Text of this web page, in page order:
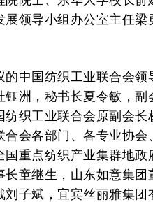
展领导小组办公室主任
的中国纺织工业联合会
钰洲，秘书长夏令敏，副
纺织工业联合会原副会
合会各部门、各专业协
国重点纺织产业集群地
长童继生，山东如意集
刘子斌，宜宾丝丽雅集